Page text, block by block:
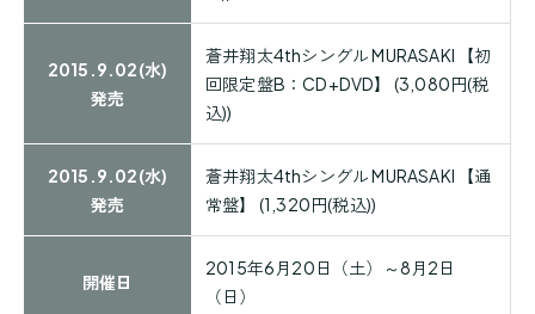
2015.9.02(水)
発売
蒼井翔太4thシングル MURASAKI 【初
回限定盤B：CD+DVD】 (3,080円(税
込))
2015.9.02(水)
発売
蒼井翔太4thシングル MURASAKI 【通
常盤】 (1,320円(税込))
開催日
2015年6月20日（土）～8月2日
（日）